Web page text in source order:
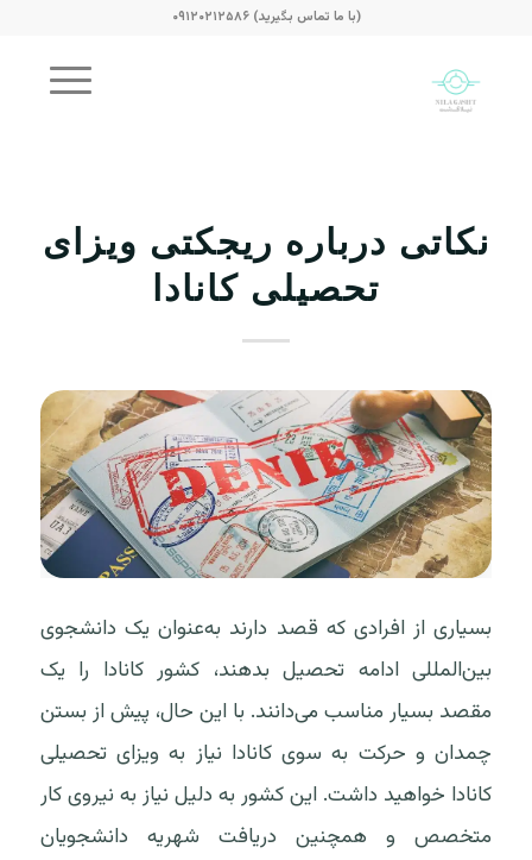
(با ما تماس بگیرید) ۰۹۱۲۰۲۱۲۵۸۶
نکاتی درباره ریجکتی ویزای
تحصیلی کانادا
بسیاری از افرادی که قصد دارند به‌عنوان یک دانشجوی
بین‌المللی ادامه تحصیل بدهند، کشور کانادا را یک
مقصد بسیار مناسب می‌دانند. با این حال، پیش از بستن
چمدان و حرکت به سوی کانادا نیاز به ویزای تحصیلی
کانادا خواهید داشت. این کشور به دلیل نیاز به نیروی کار
متخصص و همچنین دریافت شهریه دانشجویان